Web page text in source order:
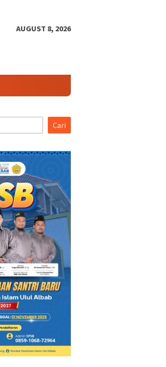
AUGUST 8, 2026
Keutamaan Hari Tasyrik:
Amalan, Doa, dan Hukum
Puasa di Tanggal 11–13
Cari